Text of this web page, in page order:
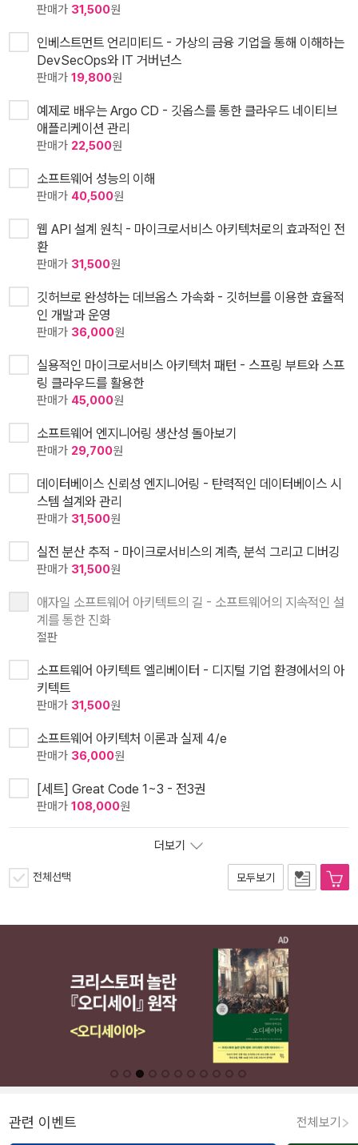
판매가 31,500원
인베스트먼트 언리미티드 - 가상의 금융 기업을 통해 이해하는
DevSecOps와 IT 거버넌스
판매가 19,800원
예제로 배우는 Argo CD - 깃옵스를 통한 클라우드 네이티브
애플리케이션 관리
판매가 22,500원
소프트웨어 성능의 이해
판매가 40,500원
웹 API 설계 원칙 - 마이크로서비스 아키텍처로의 효과적인 전
환
판매가 31,500원
깃허브로 완성하는 데브옵스 가속화 - 깃허브를 이용한 효율적
인 개발과 운영
판매가 36,000원
실용적인 마이크로서비스 아키텍처 패턴 - 스프링 부트와 스프
링 클라우드를 활용한
판매가 45,000원
소프트웨어 엔지니어링 생산성 돌아보기
판매가 29,700원
데이터베이스 신뢰성 엔지니어링 - 탄력적인 데이터베이스 시
스템 설계와 관리
판매가 31,500원
실전 분산 추적 - 마이크로서비스의 계측, 분석 그리고 디버깅
판매가 31,500원
애자일 소프트웨어 아키텍트의 길 - 소프트웨어의 지속적인 설
계를 통한 진화
절판
소프트웨어 아키텍트 엘리베이터 - 디지털 기업 환경에서의 아
키텍트
판매가 31,500원
소프트웨어 아키텍처 이론과 실제 4/e
판매가 36,000원
[세트] Great Code 1~3 - 전3권
판매가 108,000원
더보기
전체선택 모두보기
관련 이벤트 전체보기